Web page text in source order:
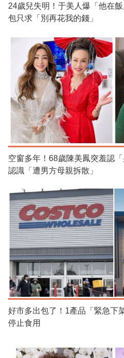
24歲兒失明！于美人爆「他在
包只求「別再花我的錢」
空窗多年！68歲陳美鳳突羞認
認識「遭男方母親拆散」
好市多出包了！1產品「緊急下
停止食用